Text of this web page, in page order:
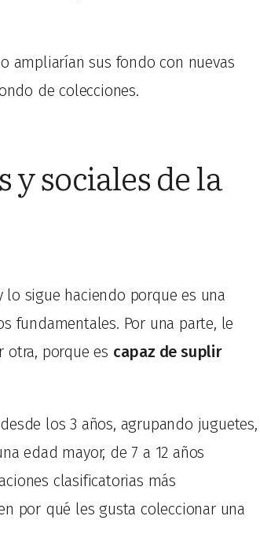
ampliarían sus fondo con nuevas
de colecciones.
y sociales de la
sigue haciendo porque es una
fundamentales. Por una parte, le
otra, porque es capaz de suplir
los 3 años, agrupando juguetes,
edad mayor, de 7 a 12 años
clasificatorias más
por qué les gusta coleccionar una